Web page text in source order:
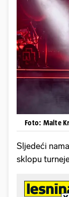
Foto: Malte
Sljedeći
sklopu